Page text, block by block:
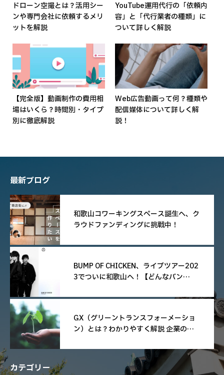
ドローン空撮とは？活用シー
ンや専門会社に依頼するメリ
ットを解説
YouTube運用代行の「依頼内
容」と「代行業者の種類」に
ついて詳しく解説
【完全版】動画制作の費用相
場はいくら？時間別・タイプ
別に徹底解説
Web広告動画って何？種類や
配信媒体について詳しく解
説！
最新ブログ
和歌山コワーキングスペース誕生へ、ク
ラウドファンディングに挑戦中！
BUMP OF CHICKEN、ライブツアー202
3でついに和歌山へ！【どんなバン
GX（グリーントランスフォーメーショ
ン）とは？わかりやすく解説 企業の取
カテゴリー